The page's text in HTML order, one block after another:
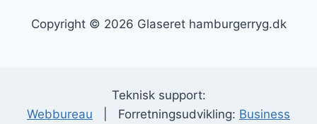
Copyright © 2026 Glaseret hamburgerryg.dk
Teknisk support:
Webbureau | Forretningsudvikling: Business